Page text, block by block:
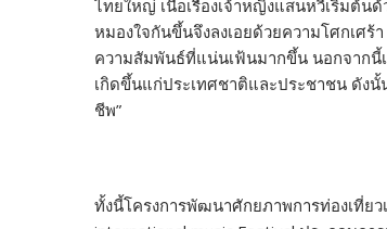
ไทยใหญ่ เนื้อเรื่องเจ้าหญิงแสนหวีเริ่มต้น
หมองใจกันขึ้นจึงลงเอยด้วยความโศกเศ
ความสัมพันธ์ที่แน่นเฟ้นมากขึ้น นอกจากนี้เ
เกิดขึ้นแก่ประเทศชาติและประชาชน ดังนั้
ชีพ”
ทั้งนี้โครงการพัฒนาศักยภาพการท่องเที่ย